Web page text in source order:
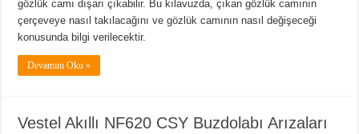
gözlük camı dışarı çıkabilir. Bu kılavuzda, çıkan gözlük camının
çerçeveye nasıl takılacağını ve gözlük camının nasıl değişeceği
konusunda bilgi verilecektir.
Devamını Oku »
Vestel Akıllı NF620 CSY Buzdolabı Arızaları